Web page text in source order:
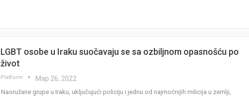
LGBT osobe u Iraku suočavaju se sa ozbiljnom opasnošću po
život
Platform Мар 26, 2022
Naoružane grupe u Iraku, uključujući policiju i jednu od najmoćnijih milicija u zemlji,